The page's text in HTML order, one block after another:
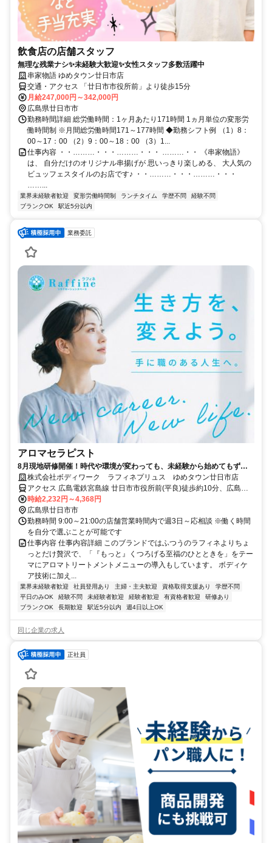
飲食店の店舗スタッフ
無理な残業ナシ✨未経験大歓迎✨女性スタッフ多数活躍中
串家物語 ゆめタウン廿日市店
交通・アクセス 「廿日市市役所前」より徒歩15分
月給247,000円～342,000円
広島県廿日市市
勤務時間詳細 総労働時間：1ヶ月あたり171時間 1ヵ月単位の変形労
働時間制 ※月間総労働時間171～177時間 ◆勤務シフト例 （1）8：
00～17：00 （2）9：00～18：00 （3）1...
仕事内容 ・・………・・・………・・・ ………・・ 《串家物語》
は、 自分だけのオリジナル串揚げが 思いっきり楽しめる、 大人気の
ビュッフェスタイルのお店です♪ ・・………・・・………・・・
業界未経験者歓迎 変形労働時間制 ランチタイム 学歴不問
経験不問
ブランクOK
駅近5分以内
業務委託
アロマセラピスト
8月現地研修開催！時代や環境が変わっても、未経験から始めてもずっ
と続けられる癒やしの仕事。手に職を身につけて、生き方を変えよう。
株式会社ボディワーク ラフィネプリュス ゆめタウン廿日市店
アクセス 広島電鉄宮島線 廿日市市役所前(平良)徒歩約10分、広島電
鉄宮島線 宮内（広島県）徒歩約13分、ＪＲ山陽本線 宮内串戸南口徒
歩約15分 最寄駅：廿日市市役所前駅
時給2,232円～4,368円
広島県廿日市市
勤務時間 9:00～21:00の店舗営業時間内で週3日～応相談 ※働く時間
を自分で選ぶことが可能です
仕事内容 仕事内容詳細 このブランドではふつうのラフィネよりちょ
っとだけ贅沢で、「『もっと』くつろげる至福のひとときを」をテー
マにアロマトリートメントメニューの導入もしています。 ボディケ
ア技術に加え...
業界未経験者歓迎 社員登用あり 主婦・主夫歓迎 資格取得支援あり
学歴不問
平日のみOK
経験不問 未経験者歓迎 経験者歓迎 有資格者歓迎
研修あり
ブランクOK
長期歓迎 駅近5分以内 週4日以上OK
同じ企業の求人
正社員